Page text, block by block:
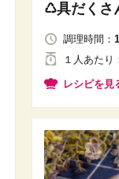
♺具だくさ
調理時間：
１人あたり
レシピを見